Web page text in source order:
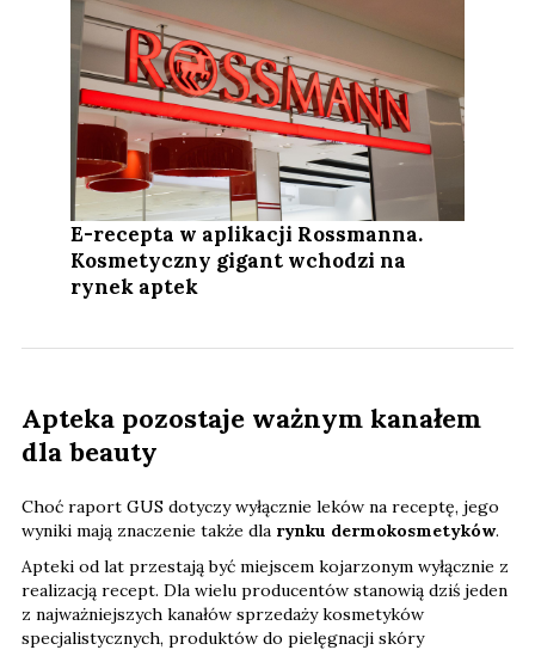
E-recepta w aplikacji Rossmanna.
Kosmetyczny gigant wchodzi na
rynek aptek
Apteka pozostaje ważnym kanałem
dla beauty
Choć raport GUS dotyczy wyłącznie leków na receptę, jego
wyniki mają znaczenie także dla rynku dermokosmetyków.
Apteki od lat przestają być miejscem kojarzonym wyłącznie z
realizacją recept. Dla wielu producentów stanowią dziś jeden
z najważniejszych kanałów sprzedaży kosmetyków
specjalistycznych, produktów do pielęgnacji skóry